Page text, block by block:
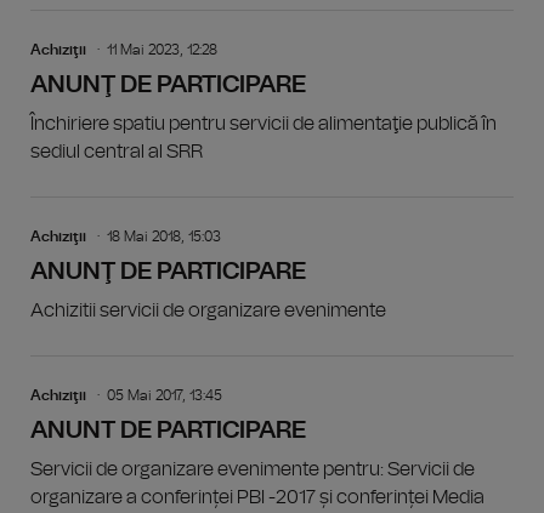
Achiziţii 11 Mai 2023, 12:28
ANUNŢ DE PARTICIPARE
Închiriere spatiu pentru servicii de alimentaţie publică în
sediul central al SRR
Achiziţii 18 Mai 2018, 15:03
ANUNŢ DE PARTICIPARE
Achizitii servicii de organizare evenimente
Achiziţii 05 Mai 2017, 13:45
ANUNT DE PARTICIPARE
Servicii de organizare evenimente pentru: Servicii de
organizare a conferinței PBI -2017 și conferinței Media